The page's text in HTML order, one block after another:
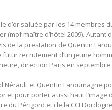
d’or saluée par les 14 membres
(mof maître d’hôtel 2009). Autant
de la prestation de Quentin
recrutement d’un jeune
direction Paris en septembre
Nérault et Quentin Laroumagne
et pour porter aussi haut l’image
du Périgord et de la CCI